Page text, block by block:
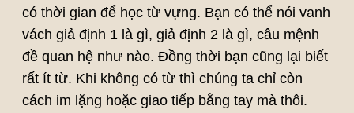
có thời gian để học từ vựng. Bạn có thể nói vanh
vách giả định 1 là gì, giả định 2 là gì, câu mệnh
đề quan hệ như nào. Đồng thời bạn cũng lại biết
rất ít từ. Khi không có từ thì chúng ta chỉ còn
cách im lặng hoặc giao tiếp bằng tay mà thôi.